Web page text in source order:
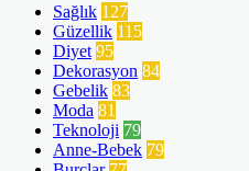
Sağlık 127
Güzellik 115
Diyet 95
Dekorasyon 84
Gebelik 83
Moda 81
Teknoloji 79
Anne-Bebek 79